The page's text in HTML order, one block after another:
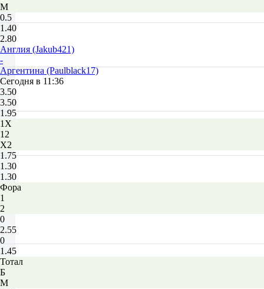
М
0.5
1.40
2.80
Англия (Jakub421)
-
Аргентина (Paulblack17)
Сегодня в 11:36
3.50
3.50
1.95
1X
12
X2
1.75
1.30
1.30
Фора
1
2
0
2.55
0
1.45
Тотал
Б
М